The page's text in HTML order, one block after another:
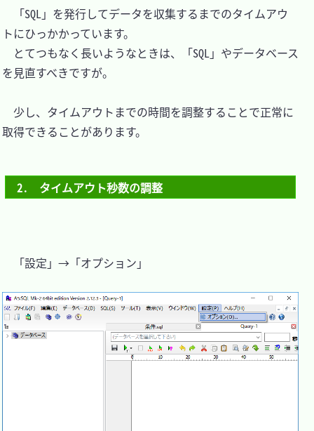
「SQL」を発行してデータを収集するまでのタイムアウ
トにひっかかっています。
とてつもなく長いようなときは、「SQL」やデータベース
を見直すべきですが。
少し、タイムアウトまでの時間を調整することで正常に
取得できることがあります。
2.　タイムアウト秒数の調整
「設定」→「オプション」